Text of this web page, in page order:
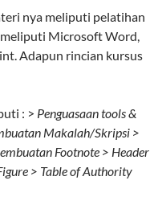
nya meliputi pelatihan
Microsoft Word,
Adapun rincian kursus
: > Penguasaan tools &
Makalah/Skripsi >
Footnote > Header
> Table of Authority